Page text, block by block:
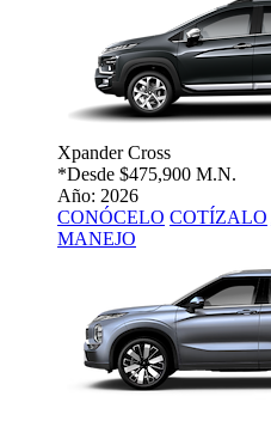
Xpander Cross
*Desde $475,900 M.N.
Año: 2026
CONÓCELO COTÍZALO
MANEJO